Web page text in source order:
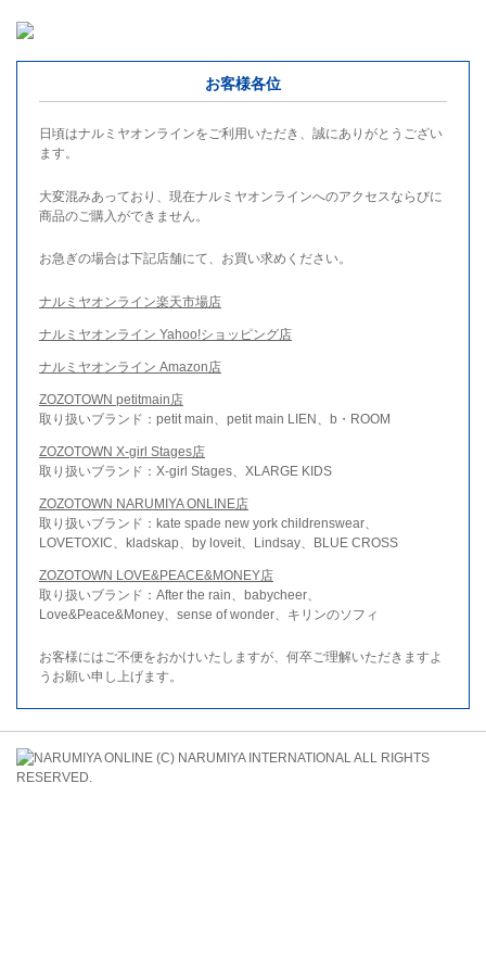
お客様各位
日頃はナルミヤオンラインをご利用いただき、誠にありがとうござい
ます。
大変混みあっており、現在ナルミヤオンラインへのアクセスならびに
商品のご購入ができません。
お急ぎの場合は下記店舗にて、お買い求めください。
ナルミヤオンライン楽天市場店
ナルミヤオンライン Yahoo!ショッピング店
ナルミヤオンライン Amazon店
ZOZOTOWN petitmain店
取り扱いブランド：petit main、petit main LIEN、b・ROOM
ZOZOTOWN X-girl Stages店
取り扱いブランド：X-girl Stages、XLARGE KIDS
ZOZOTOWN NARUMIYA ONLINE店
取り扱いブランド：kate spade new york childrenswear、
LOVETOXIC、kladskap、by loveit、Lindsay、BLUE CROSS
ZOZOTOWN LOVE&PEACE&MONEY店
取り扱いブランド：After the rain、babycheer、
Love&Peace&Money、sense of wonder、キリンのソフィ
お客様にはご不便をおかけいたしますが、何卒ご理解いただきますよ
うお願い申し上げます。